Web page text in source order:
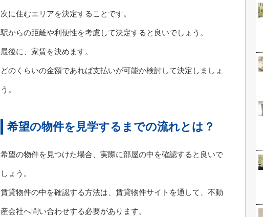
次に住むエリアを決定することです。
駅からの距離や利便性を考慮して決定すると良いでしょう。
最後に、家賃を決めます。
どのくらいの金額であれば支払いが可能か検討して決定しましょ
う。
希望の物件を見学するまでの流れとは？
希望の物件を見つけた場合、実際に部屋の中を確認すると良いで
しょう。
賃貸物件の中を確認する方法は、賃貸物件サイトを通して、不動
産会社へ問い合わせする必要があります。